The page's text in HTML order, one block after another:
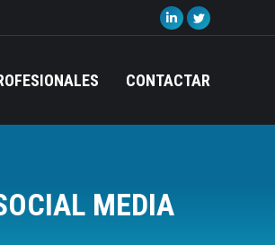
Linkedin
opens
new
Twitter
opens
new
CONTACTAR
MEDIA